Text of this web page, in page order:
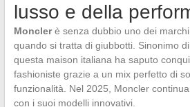
lusso e della
Monclerè senza dubbio uno dei
quando si tratta di giubbotti. Sinonimo
questa maison italiana ha saputo
fashioniste grazie a un mix perfetto di
funzionalità. Nel 2025, Moncler
con i suoi modelli innovativi.